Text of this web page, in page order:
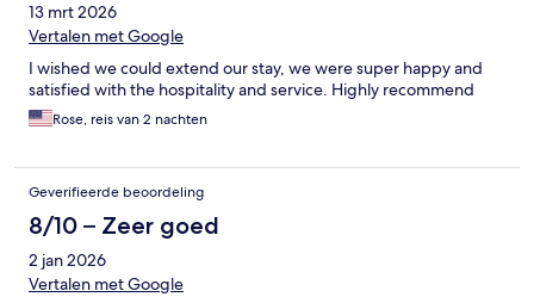
13 mrt 2026
Vertalen met Google
I wished we could extend our stay, we were super happy and
satisfied with the hospitality and service. Highly recommend
Rose, reis van 2 nachten
Geverifieerde beoordeling
8/10 – Zeer goed
2 jan 2026
Vertalen met Google